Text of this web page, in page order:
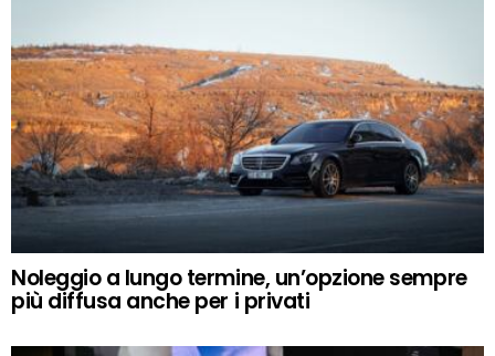
Noleggio a lungo termine, un’opzione sempre
più diffusa anche per i privati